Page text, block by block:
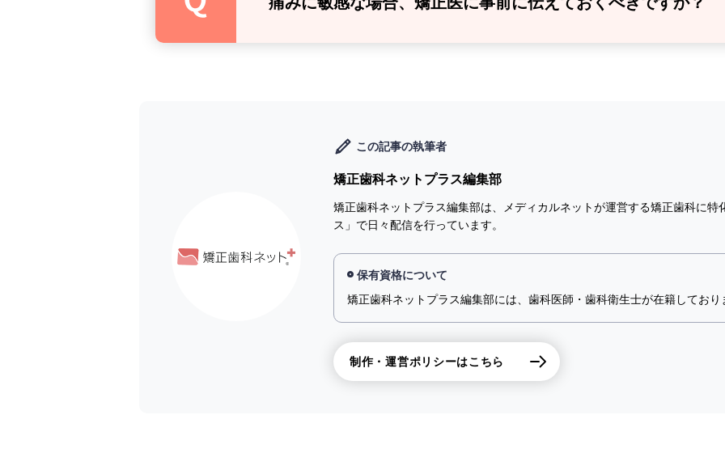
この記事の執筆者
矯正歯科ネットプラス編集部
矯正歯科ネットプラス編集部は、メディカルネットが運営する矯正歯科に
ス」で日々配信を行っています。
保有資格について
矯正歯科ネットプラス編集部には、歯科医師・歯科衛生士が在籍しており
制作・運営ポリシーはこちら